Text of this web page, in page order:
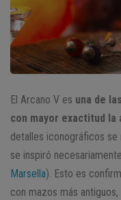
El Arcano V es una de
con mayor exactitud la
detalles iconográficos se
se inspiró
Marsella). Esto es
con mazos más